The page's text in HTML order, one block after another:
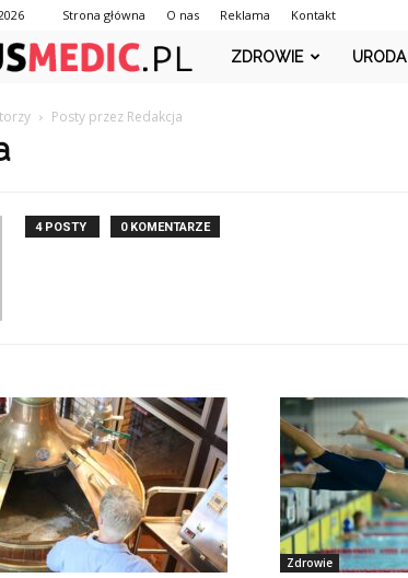
Strona główna O nas Reklama Kontakt
PlusMedic.pl
ZDROWIE URODA
Posty przez Redakcja
4 POSTY 0 KOMENTARZE
Zdrowie